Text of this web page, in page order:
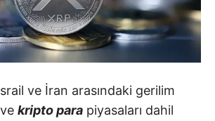
ve İran arasındaki gerilim
ve kripto para piyasaları dahil